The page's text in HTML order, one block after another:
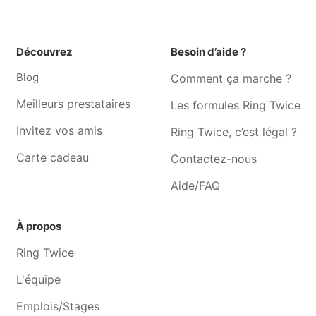
boitsfort
Graphiste Beauvechain
Graphiste Auderghem
Graphiste Perwez
Graphiste Woluwe-saint-
Graphiste Ophain
Découvrez
Blog
Meilleurs prestataires
Invitez vos amis
Carte cadeau
Besoin d’aide ?
Comment ça marche ?
Les formules Ring Twice
Ring Twice, c’est légal ?
Contactez-nous
Aide/FAQ
À propos
Ring Twice
L'équipe
Emplois/Stages